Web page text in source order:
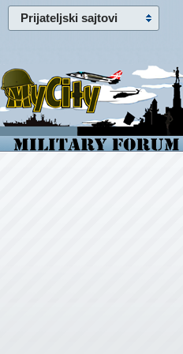
Prijateljski sajtovi